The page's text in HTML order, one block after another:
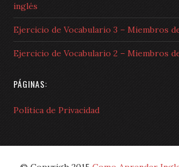
inglés
Ejercicio de Vocabulario 3 – Miembros
Ejercicio de Vocabulario 2 – Miembros
PÁGINAS:
Política de Privacidad